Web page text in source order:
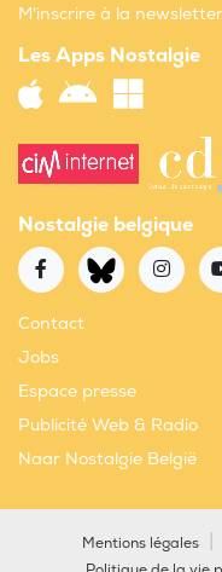
M'inscrire à la newsletter
Les Apps Nostalgie
Nostalgie belgique
Contact
Jobs
Espace presse
Publicité Web & Radio
Naar Nostalgie België
Mentions légales